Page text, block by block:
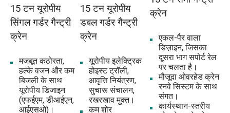
15 टन यूरोपीय
सिंगल गर्डर गैन्ट्री
क्रेन
मजबूत कठोरता,
हल्के वजन और कम
बिजली के साथ
यूरोपीय डिजाइन
(एफईएम, डीआईएन,
आईएसओ)।
15 टन यूरोपीय
डबल गर्डर गैन्ट्री
क्रेन
यूरोपीय इलेक्ट्रिक
होइस्ट ट्रॉली,
आवृत्ति नियंत्रण,
सुचारू संचालन,
रखरखाव मुक्त।
कम शोर
क्रेन
एकल-पैर वाला
डिज़ाइन, जिसका
दूसरा भाग सपोर्ट रेल
पर चलता है।
मौजूदा ओवरहेड क्रेन
रनवे सिस्टम के साथ
संगत।
कार्यस्थान-स्तरीय